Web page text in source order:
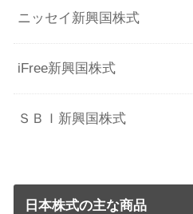
ニッセイ新興国株式
iFree新興国株式
ＳＢＩ新興国株式
日本株式の主な商品